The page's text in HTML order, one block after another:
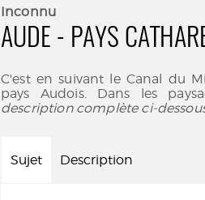
Inconnu
AUDE - PAYS
C'est en suivant le Canal du
pays Audois. Dans les
description complète ci-
Sujet Description